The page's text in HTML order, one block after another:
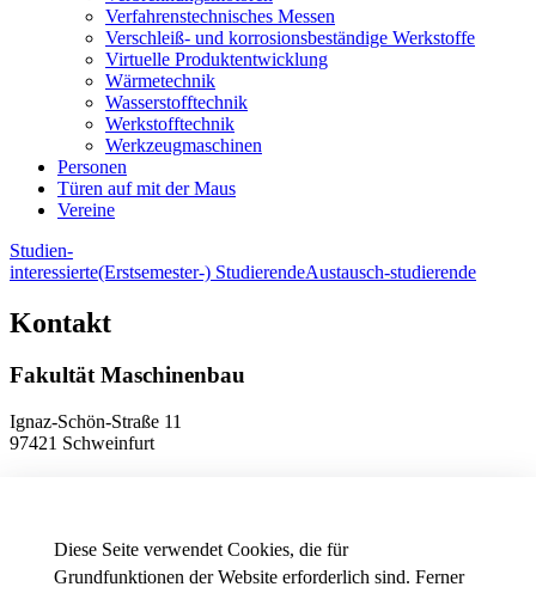
Diese Seite verwendet Cookies, die für
Grundfunktionen der Website erforderlich sind. Ferner
Verfahrenstechnisches Messen
Verschleiß- und korrosionsbeständige Werkstoffe
Virtuelle Produktentwicklung
Wärmetechnik
Wasserstofftechnik
Werkstofftechnik
Werkzeugmaschinen
Personen
Türen auf mit der Maus
Vereine
Studien-
interessierte(Erstsemester-) StudierendeAustausch-studierende
Kontakt
Fakultät Maschinenbau
Ignaz-Schön-Straße 11
97421 Schweinfurt